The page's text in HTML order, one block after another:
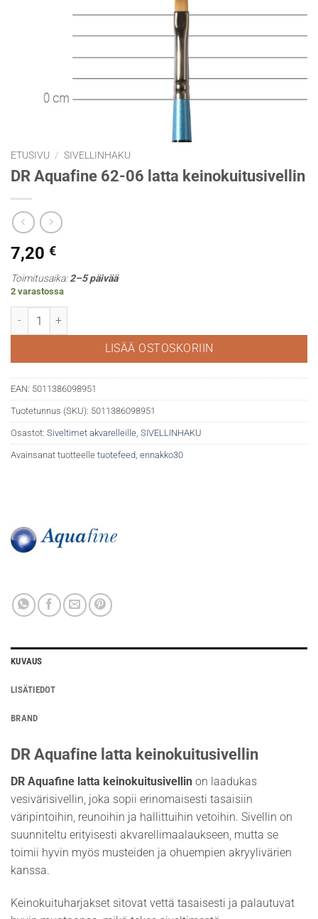
ETUSIVU / SIVELLINHAKU
DR Aquafine 62-06 latta keinokuitusivellin
7,20 €
Toimitusaika:2–5 päivää
2 varastossa
DR Aquafine 62-06 latta keinokuitusivellin määrä
LISÄÄ OSTOSKORIIN
EAN: 5011386098951
Tuotetunnus (SKU): 5011386098951
Osastot: Siveltimet akvarelleille, SIVELLINHAKU
Avainsanat tuotteelle tuotefeed, ennakko30
KUVAUS
LISÄTIEDOT
BRAND
DR Aquafine latta keinokuitusivellin
DR Aquafine latta keinokuitusivellin on laadukas
vesivärisivellin, joka sopii erinomaisesti tasaisiin
väripintoihin, reunoihin ja hallittuihin vetoihin. Sivellin on
suunniteltu erityisesti akvarellimaalaukseen, mutta se
toimii hyvin myös musteiden ja ohuempien akryylivärien
kanssa.
Keinokuituharjakset sitovat vettä tasaisesti ja palautuvat